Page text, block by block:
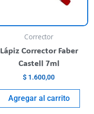
Corrector
Lápiz Corrector Faber
Castell 7ml
$ 1.600,00
Agregar al carrito